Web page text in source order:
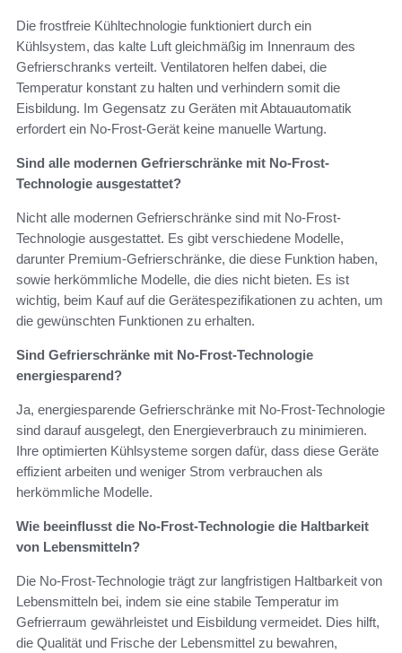
Die frostfreie Kühltechnologie funktioniert durch ein
Kühlsystem, das kalte Luft gleichmäßig im Innenraum des
Gefrierschranks verteilt. Ventilatoren helfen dabei, die
Temperatur konstant zu halten und verhindern somit die
Eisbildung. Im Gegensatz zu Geräten mit Abtauautomatik
erfordert ein No-Frost-Gerät keine manuelle Wartung.
Sind alle modernen Gefrierschränke mit No-Frost-
Technologie ausgestattet?
Nicht alle modernen Gefrierschränke sind mit No-Frost-
Technologie ausgestattet. Es gibt verschiedene Modelle,
darunter Premium-Gefrierschränke, die diese Funktion haben,
sowie herkömmliche Modelle, die dies nicht bieten. Es ist
wichtig, beim Kauf auf die Gerätespezifikationen zu achten, um
die gewünschten Funktionen zu erhalten.
Sind Gefrierschränke mit No-Frost-Technologie
energiesparend?
Ja, energiesparende Gefrierschränke mit No-Frost-Technologie
sind darauf ausgelegt, den Energieverbrauch zu minimieren.
Ihre optimierten Kühlsysteme sorgen dafür, dass diese Geräte
effizient arbeiten und weniger Strom verbrauchen als
herkömmliche Modelle.
Wie beeinflusst die No-Frost-Technologie die Haltbarkeit
von Lebensmitteln?
Die No-Frost-Technologie trägt zur langfristigen Haltbarkeit von
Lebensmitteln bei, indem sie eine stabile Temperatur im
Gefrierraum gewährleistet und Eisbildung vermeidet. Dies hilft,
die Qualität und Frische der Lebensmittel zu bewahren,